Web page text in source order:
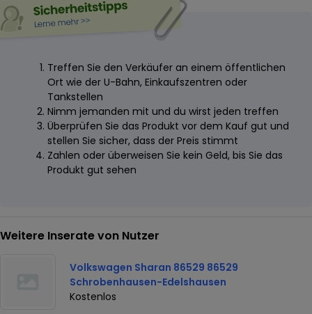
Treffen Sie den Verkäufer an einem öffentlichen
Ort wie der U-Bahn, Einkaufszentren oder
Tankstellen
Nimm jemanden mit und du wirst jeden treffen
Überprüfen Sie das Produkt vor dem Kauf gut und
stellen Sie sicher, dass der Preis stimmt
Zahlen oder überweisen Sie kein Geld, bis Sie das
Produkt gut sehen
Weitere Inserate von Nutzer
Volkswagen Sharan 86529 86529
Schrobenhausen-Edelshausen
Kostenlos